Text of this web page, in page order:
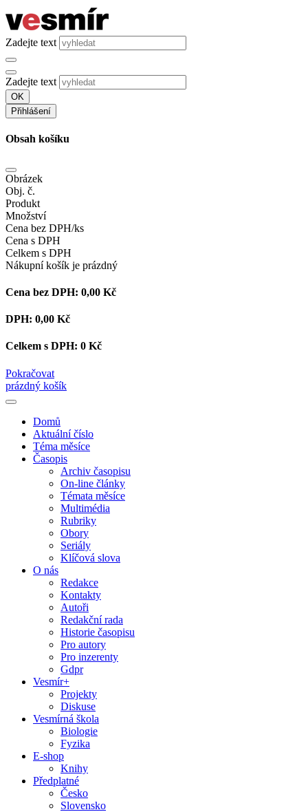
Zadejte text
Zadejte text
OK
Přihlášení
Obsah košíku
Obrázek
Obj. č.
Produkt
Množství
Cena bez DPH/ks
Cena s DPH
Celkem s DPH
Nákupní košík je prázdný
Cena bez DPH: 0,00 Kč
DPH: 0,00 Kč
Celkem s DPH: 0 Kč
Pokračovat
prázdný košík
Domů
Aktuální číslo
Téma měsíce
Časopis
Archiv časopisu
On-line články
Témata měsíce
Multimédia
Rubriky
Obory
Seriály
Klíčová slova
O nás
Redakce
Kontakty
Autoři
Redakční rada
Historie časopisu
Pro autory
Pro inzerenty
Gdpr
Vesmír+
Projekty
Diskuse
Vesmírná škola
Biologie
Fyzika
E-shop
Knihy
Předplatné
Česko
Slovensko